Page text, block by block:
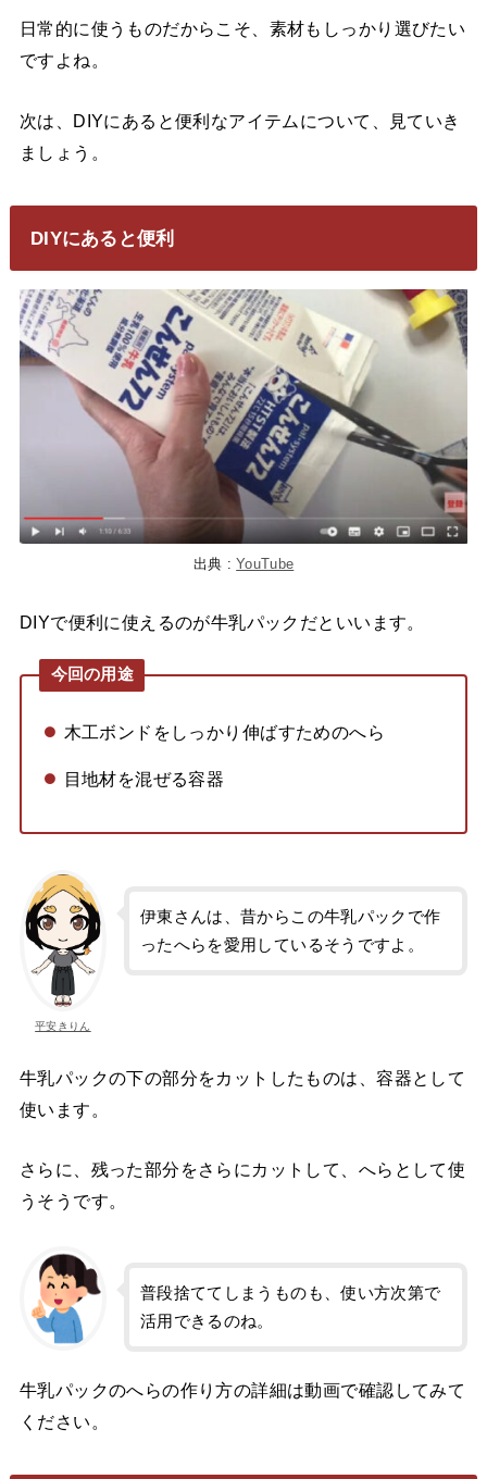
日常的に使うものだからこそ、素材もしっかり選びたい
ですよね。
次は、DIYにあると便利なアイテムについて、見ていき
ましょう。
DIYにあると便利
出典 :YouTube
DIYで便利に使えるのが牛乳パックだといいます。
今回の用途
木工ボンドをしっかり伸ばすためのへら
目地材を混ぜる容器
平安きりん
伊東さんは、昔からこの牛乳パックで作
ったへらを愛用しているそうですよ。
牛乳パックの下の部分をカットしたものは、容器として
使います。
さらに、残った部分をさらにカットして、へらとして使
うそうです。
普段捨ててしまうものも、使い方次第で
活用できるのね。
牛乳パックのへらの作り方の詳細は動画で確認してみて
ください。